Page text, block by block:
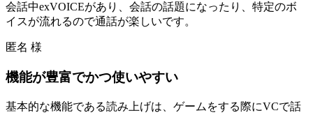
会話中exVOICEがあり、会話の話題になったり、特定のボ
イスが流れるので通話が楽しいです。
匿名 様
機能が豊富でかつ使いやすい
基本的な機能である読み上げは、ゲームをする際にVCで話